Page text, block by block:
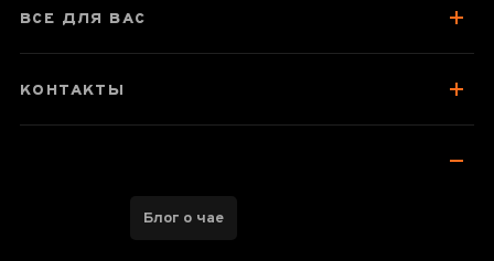
Отзывы чаеманов
ВСЕ ДЛЯ ВАС
КОНТАКТЫ
Блог о чае